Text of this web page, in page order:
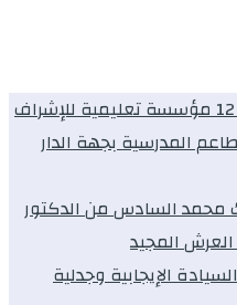
الدكتور نوفل كديلي يتفقد 12 مؤسسة تعليمية للإشراف
المدرسية بجهة الدار
محمد السادس من الدكتور
المجيد
الإيجابية وجدلية